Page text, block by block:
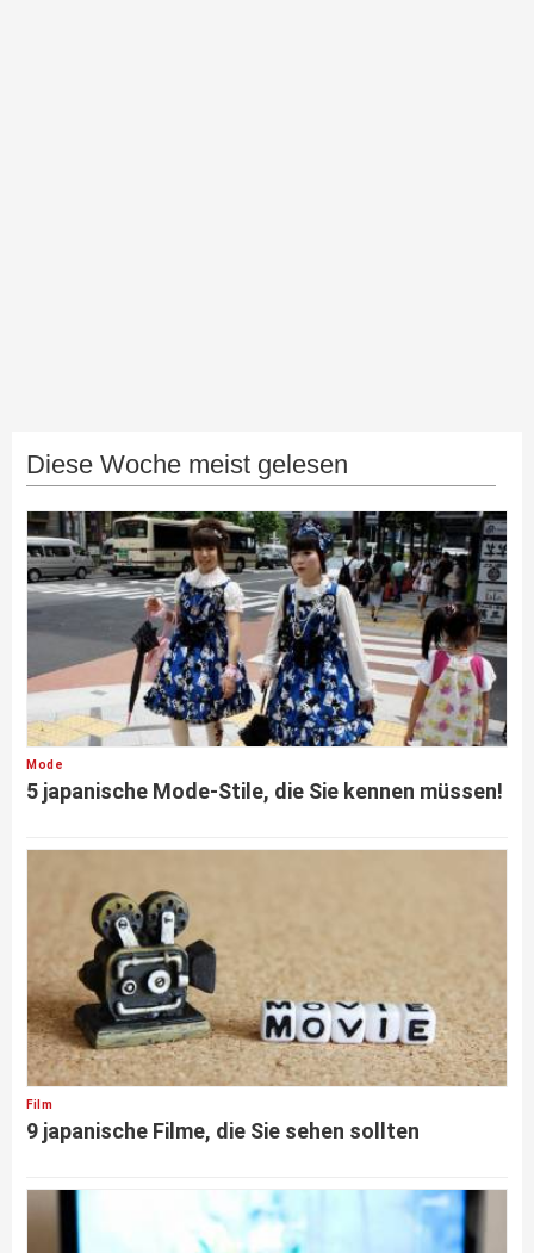
Diese Woche meist gelesen
Mode
5 japanische Mode-Stile, die Sie kennen müssen!
Film
9 japanische Filme, die Sie sehen sollten